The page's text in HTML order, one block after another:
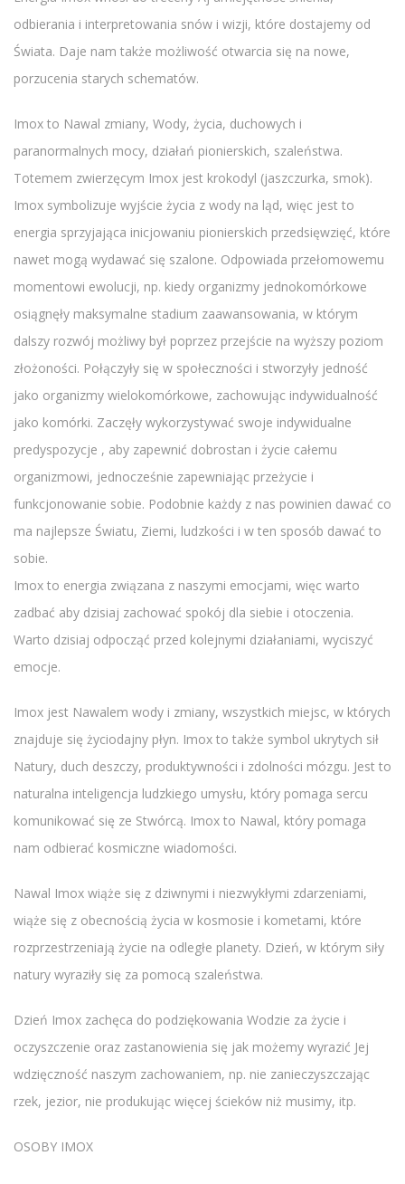
odbierania i interpretowania snów i wizji, które dostajemy od
Świata. Daje nam także możliwość otwarcia się na nowe,
porzucenia starych schematów.
Imox to Nawal zmiany, Wody, życia, duchowych i
paranormalnych mocy, działań pionierskich, szaleństwa.
Totemem zwierzęcym Imox jest krokodyl (jaszczurka, smok).
Imox symbolizuje wyjście życia z wody na ląd, więc jest to
energia sprzyjająca inicjowaniu pionierskich przedsięwzięć, które
nawet mogą wydawać się szalone. Odpowiada przełomowemu
momentowi ewolucji, np. kiedy organizmy jednokomórkowe
osiągnęły maksymalne stadium zaawansowania, w którym
dalszy rozwój możliwy był poprzez przejście na wyższy poziom
złożoności. Połączyły się w społeczności i stworzyły jedność
jako organizmy wielokomórkowe, zachowując indywidualność
jako komórki. Zaczęły wykorzystywać swoje indywidualne
predyspozycje , aby zapewnić dobrostan i życie całemu
organizmowi, jednocześnie zapewniając przeżycie i
funkcjonowanie sobie. Podobnie każdy z nas powinien dawać co
ma najlepsze Światu, Ziemi, ludzkości i w ten sposób dawać to
sobie.
Imox to energia związana z naszymi emocjami, więc warto
zadbać aby dzisiaj zachować spokój dla siebie i otoczenia.
Warto dzisiaj odpocząć przed kolejnymi działaniami, wyciszyć
emocje.
Imox jest Nawalem wody i zmiany, wszystkich miejsc, w których
znajduje się życiodajny płyn. Imox to także symbol ukrytych sił
Natury, duch deszczy, produktywności i zdolności mózgu. Jest to
naturalna inteligencja ludzkiego umysłu, który pomaga sercu
komunikować się ze Stwórcą. Imox to Nawal, który pomaga
nam odbierać kosmiczne wiadomości.
Nawal Imox wiąże się z dziwnymi i niezwykłymi zdarzeniami,
wiąże się z obecnością życia w kosmosie i kometami, które
rozprzestrzeniają życie na odległe planety. Dzień, w którym siły
natury wyraziły się za pomocą szaleństwa.
Dzień Imox zachęca do podziękowania Wodzie za życie i
oczyszczenie oraz zastanowienia się jak możemy wyrazić Jej
wdzięczność naszym zachowaniem, np. nie zanieczyszczając
rzek, jezior, nie produkując więcej ścieków niż musimy, itp.
OSOBY IMOX